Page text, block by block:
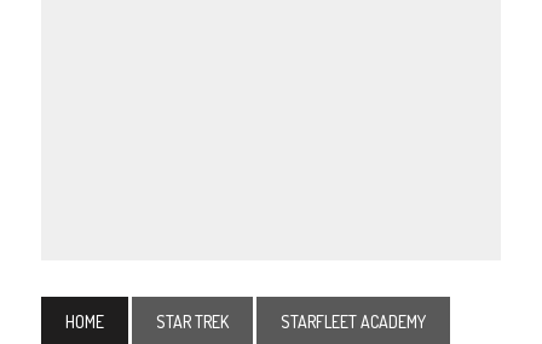
HOME STAR TREK STARFLEET ACADEMY